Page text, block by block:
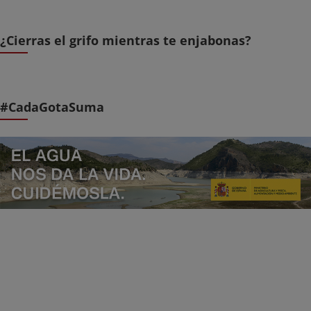
¿Cierras el grifo mientras te enjabonas?
#CadaGotaSuma